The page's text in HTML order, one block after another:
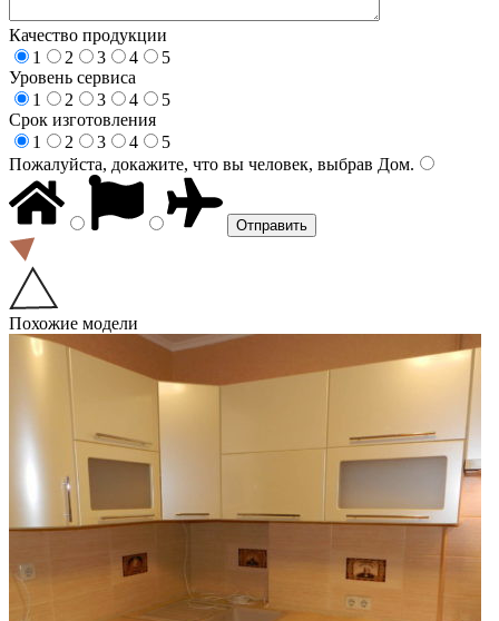
Качество продукции
1
2 3 4
5
Уровень сервиса
1
2 3 4
5
Срок изготовления
1
2 3 4
5
Пожалуйста, докажите, что вы человек, выбрав Дом.
Похожие модели